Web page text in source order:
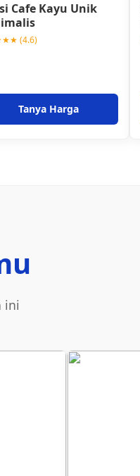
Cafe Kayu Unik
(4.6)
Tanya Harga
ini